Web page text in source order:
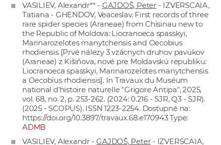
VASILIEV, Alexandr** - GAJDOŠ, Peter- IZVERSCAIA,
Tatiana - GHENDOV, Veaceslav. First records of three
rare spider species (Araneae) from Chisinau new to
the Republic of Moldova: Liocranoeca spasskyi,
Marinarozelotes manytchensis and Oecobius
rhodiensis [Prvé nálezy 3 vzácnych druhov pavúkov
(Araneae) z Kišiňova, nové pre Moldavskú republiku:
Liocranoeca spasskyi, Marinarozelotes manytchensis
a Oecobius rhodiensis]. In Travaux du Muséum
national d'histoire naturelle "Grigore Antipa", 2025,
vol. 68, no. 2, p. 253-262. (2024: 0.216 - SJR, Q3 - SJR).
(2025 - SCOPUS). ISSN 1223-2254. Dostupné na:
https://doi.org/10.3897/travaux.68.e170943Type:
ADMB
VASILIEV, Alexandr -GAJDOŠ, Peter- IZVERSCAIA,